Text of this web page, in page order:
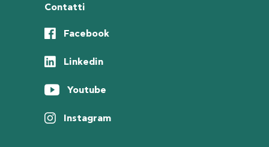
Contatti
Facebook
Linkedin
Youtube
Instagram